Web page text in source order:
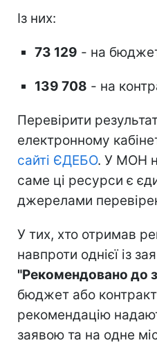
Із них:
73 129 - на
139 708 - на
Перевірити
електронному
сайті ЄДЕБО. У МОН
саме ці ресурси є
джерелами
У тих, хто отримав
навпроти однієї із
"Рекомендовано до
бюджет або
рекомендацію
заявою та на одне